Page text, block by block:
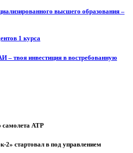
высшего образования –
1 курса
– твоя инвестиция в востребованную
самолета ATP
2» стартовал в под управлением